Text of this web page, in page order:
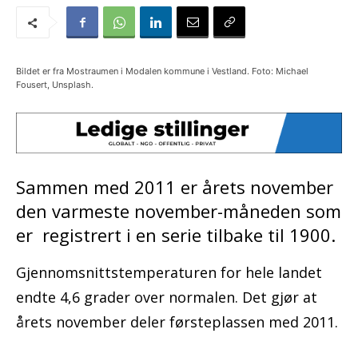
Bildet er fra Mostraumen i Modalen kommune i Vestland. Foto: Michael
Fousert, Unsplash.
Sammen med 2011 er årets november
den varmeste november-måneden som
er registrert i en serie tilbake til 1900.
Gjennomsnittstemperaturen for hele landet
endte 4,6 grader over normalen. Det gjør at
årets november deler førsteplassen med 2011.